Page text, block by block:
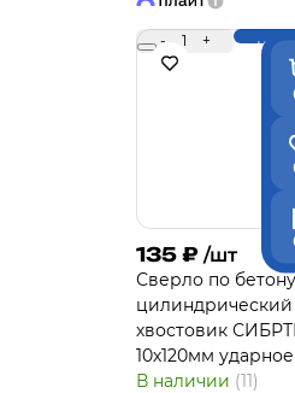
- 1 +
135 ₽ /шт
Сверло по бетону
цилиндрический
хвостовик
10х120мм ударное
В наличии (11)